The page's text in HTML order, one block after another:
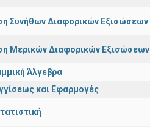
Συνήθων Διαφορικών Εξισώσεων
Μερικών Διαφορικών Εξισώσεων
Άλγεβρα
και Εφαρμογές